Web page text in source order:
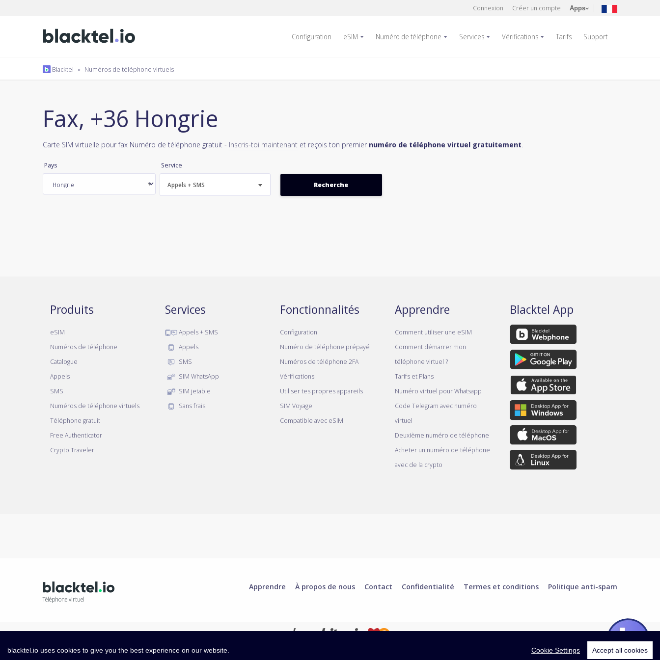
Connexion Créer un compte Apps
Configuration eSIM Numéro de téléphone Services Vérifications Tarifs Support
Blacktel » Numéros de téléphone virtuels
Fax, +36 Hongrie
Carte SIM virtuelle pour fax Numéro de téléphone gratuit - Inscris-toi maintenant et reçois ton premier numéro de téléphone virtuel gratuitement.
Pays Service
Appels + SMS
Produits
eSIM
Numéros de téléphone
Catalogue
Appels
SMS
Numéros de téléphone virtuels
Téléphone gratuit
Free Authenticator
Crypto Traveler
Services
Appels + SMS
Appels
SMS
SIM WhatsApp
SIM jetable
Sans frais
Fonctionnalités
Configuration
Numéro de téléphone prépayé
Numéros de téléphone 2FA
Vérifications
Utiliser tes propres appareils
SIM Voyage
Compatible avec eSIM
Apprendre
Comment utiliser une eSIM
Comment démarrer mon
téléphone virtuel ?
Tarifs et Plans
Numéro virtuel pour Whatsapp
Code Telegram avec numéro
virtuel
Deuxième numéro de téléphone
Acheter un numéro de téléphone
avec de la crypto
Blacktel App
Téléphone virtuel
Apprendre À propos de nous Contact Confidentialité Termes et conditions Politique anti-spam
blacktel.io uses cookies to give you the best experience on our website. Cookie Settings Accept all cookies